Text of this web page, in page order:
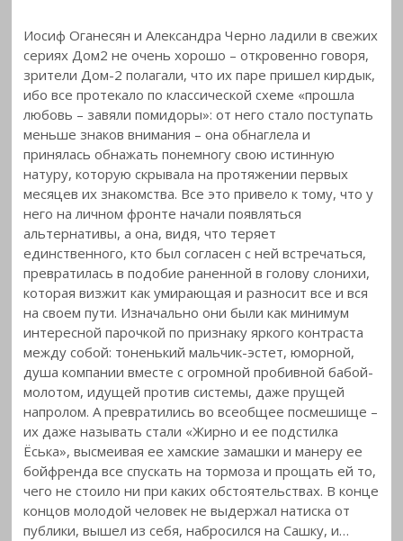
Иосиф Оганесян и Александра Черно ладили в свежих
сериях Дом2 не очень хорошо – откровенно говоря,
зрители Дом-2 полагали, что их паре пришел кирдык,
ибо все протекало по классической схеме «прошла
любовь – завяли помидоры»: от него стало поступать
меньше знаков внимания – она обнаглела и
принялась обнажать понемногу свою истинную
натуру, которую скрывала на протяжении первых
месяцев их знакомства. Все это привело к тому, что у
него на личном фронте начали появляться
альтернативы, а она, видя, что теряет
единственного, кто был согласен с ней встречаться,
превратилась в подобие раненной в голову слонихи,
которая визжит как умирающая и разносит все и вся
на своем пути. Изначально они были как минимум
интересной парочкой по признаку яркого контраста
между собой: тоненький мальчик-эстет, юморной,
душа компании вместе с огромной пробивной бабой-
молотом, идущей против системы, даже прущей
напролом. А превратились во всеобщее посмешище –
их даже называть стали «Жирно и ее подстилка
Ёська», высмеивая ее хамские замашки и манеру ее
бойфренда все спускать на тормоза и прощать ей то,
чего не стоило ни при каких обстоятельствах. В конце
концов молодой человек не выдержал натиска от
публики, вышел из себя, набросился на Сашку, и…